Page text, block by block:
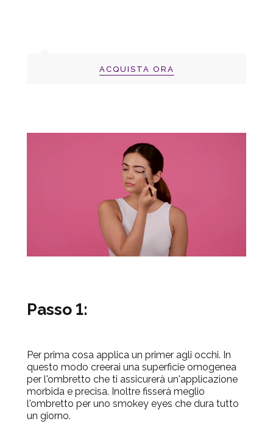
ACQUISTA ORA
Passo 1:
Per prima cosa applica un primer agli occhi. In
questo modo creerai una superficie omogenea
per l'ombretto che ti assicurerà un'applicazione
morbida e precisa. Inoltre fisserà meglio
l'ombretto per uno smokey eyes che dura tutto
un giorno.